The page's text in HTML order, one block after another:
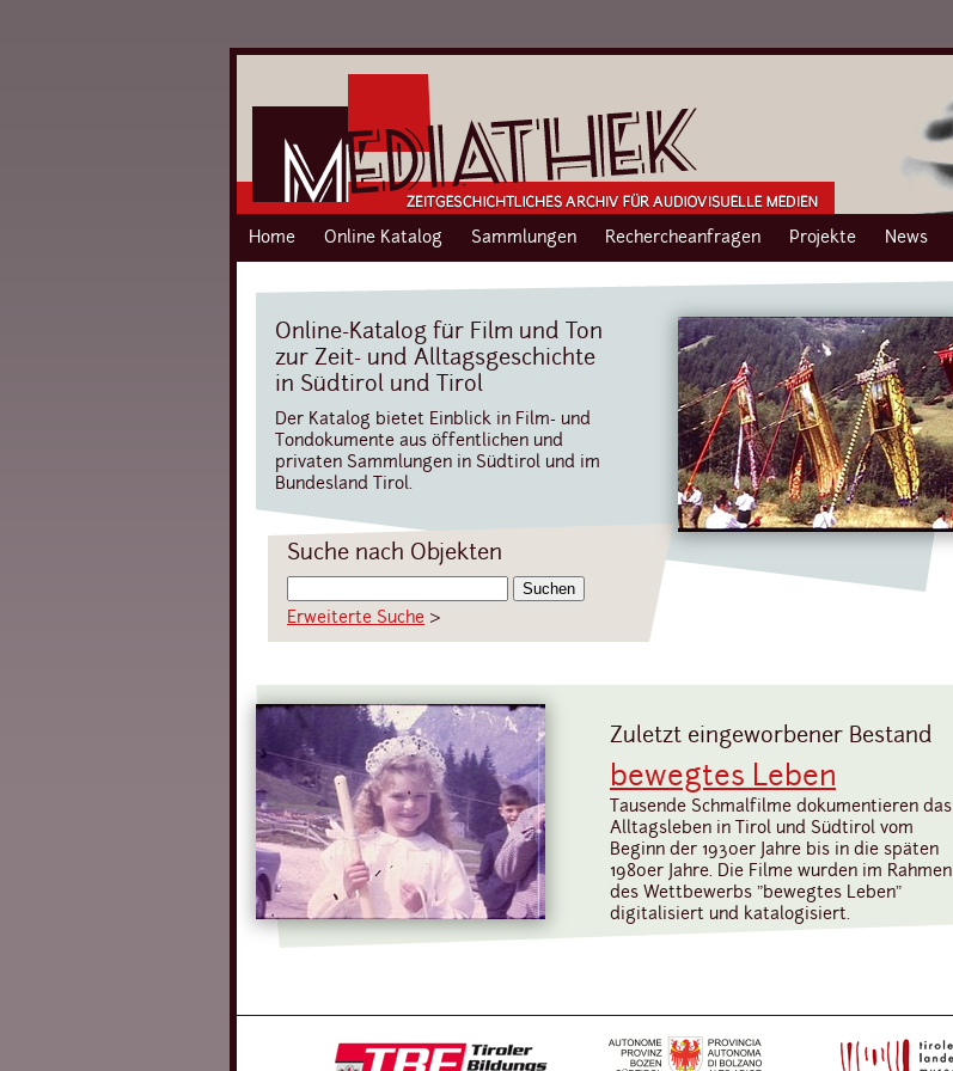
Home
Online Katalog Sammlungen Rechercheanfragen Projekte News
Online-Katalog für Film und Ton
zur Zeit- und Alltagsgeschichte
in Südtirol und Tirol
Der Katalog bietet Einblick in Film- und
Tondokumente aus öffentlichen und
privaten Sammlungen in Südtirol und im
Bundesland Tirol.
Suche nach Objekten
Erweiterte Suche ›
Zuletzt eingeworbener Bestand
bewegtes Leben
Tausende Schmalfilme dokumentieren das
Alltagsleben in Tirol und Südtirol vom
Beginn der 1930er Jahre bis in die späten
1980er Jahre. Die Filme wurden im Rahmen
des Wettbewerbs "bewegtes Leben"
digitalisiert und katalogisiert.